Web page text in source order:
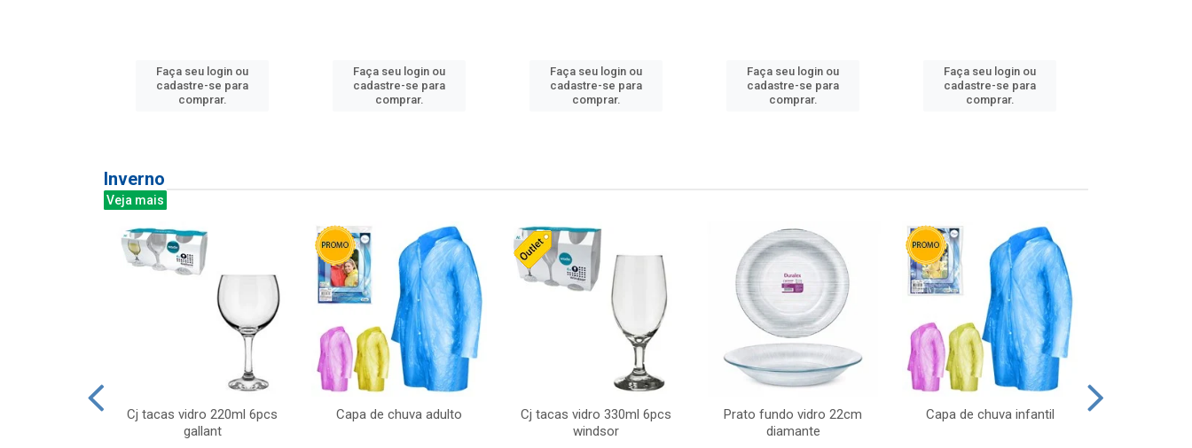
Faça seu login ou
cadastre-se para
comprar.
Faça seu login ou
cadastre-se para
comprar.
Faça seu login ou
cadastre-se para
comprar.
Faça seu login ou
cadastre-se para
comprar.
Faça seu login ou
cadastre-se para
comprar.
Inverno
Veja mais
Cj tacas vidro 220ml 6pcs
gallant
Capa de chuva adulto
Cj tacas vidro 330ml 6pcs
windsor
Prato fundo vidro 22cm
diamante
Capa de chuva infantil